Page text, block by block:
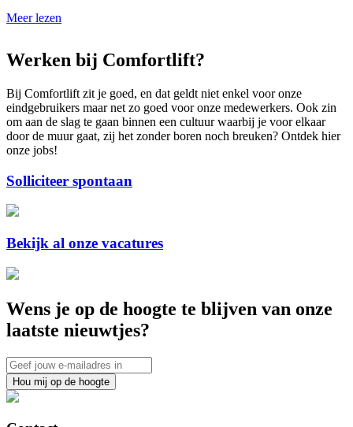
Meer lezen
Werken bij Comfortlift?
Bij Comfortlift zit je goed, en dat geldt niet enkel voor onze
eindgebruikers maar net zo goed voor onze medewerkers. Ook zin
om aan de slag te gaan binnen een cultuur waarbij je voor elkaar
door de muur gaat, zij het zonder boren noch breuken? Ontdek hier
onze jobs!
Solliciteer spontaan
Bekijk al onze vacatures
Wens je op de hoogte te blijven van onze
laatste nieuwtjes?
Hou mij op de hoogte